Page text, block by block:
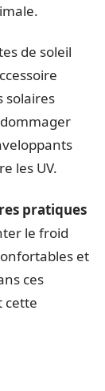
de soleil
solaires
les UV.
pratiques
le froid
et
ces
cette